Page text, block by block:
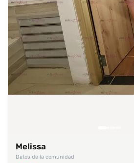
Melissa
Datos de la comunidad